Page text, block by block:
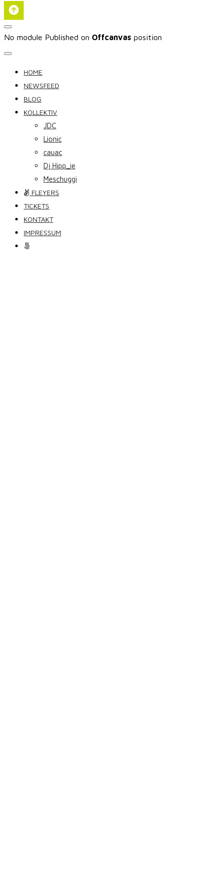
No module Published on Offcanvas position
HOME
NEWSFEED
BLOG
KOLLEKTIV
JDC
Lionic
cauac
Dj Hipp_ie
Meschuggi
FLEYERS
TICKETS
KONTAKT
IMPRESSUM